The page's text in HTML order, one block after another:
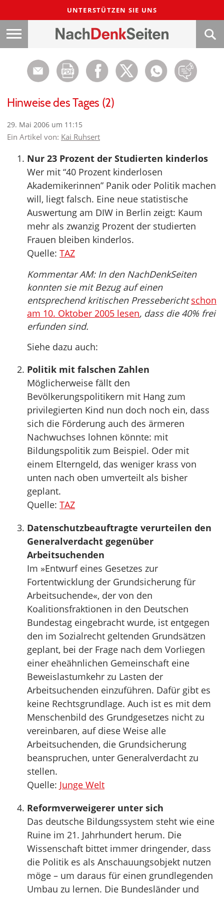
UNTERSTÜTZEN SIE UNS
Hinweise des Tages (2)
29. Mai 2006 um 11:15
Ein Artikel von: Kai Ruhsert
Nur 23 Prozent der Studierten kinderlos
Wer mit “40 Prozent kinderlosen
Akademikerinnen” Panik oder Politik machen
will, liegt falsch. Eine neue statistische
Auswertung am DIW in Berlin zeigt: Kaum
mehr als zwanzig Prozent der studierten
Frauen bleiben kinderlos.
Quelle: TAZ
Kommentar AM: In den NachDenkSeiten
konnten sie mit Bezug auf einen
entsprechend kritischen Pressebericht schon
am 10. Oktober 2005 lesen, dass die 40% frei
erfunden sind.
Siehe dazu auch:
Politik mit falschen Zahlen
Möglicherweise fällt den
Bevölkerungspolitikern mit Hang zum
privilegierten Kind nun doch noch ein, dass
sich die Förderung auch des ärmeren
Nachwuchses lohnen könnte: mit
Bildungspolitik zum Beispiel. Oder mit
einem Elterngeld, das weniger krass von
unten nach oben umverteilt als bisher
geplant.
Quelle: TAZ
Datenschutzbeauftragte verurteilen den
Generalverdacht gegenüber
Arbeitsuchenden
Im »Entwurf eines Gesetzes zur
Fortentwicklung der Grundsicherung für
Arbeitsuchende«, der von den
Koalitionsfraktionen in den Deutschen
Bundestag eingebracht wurde, ist entgegen
den im Sozialrecht geltenden Grundsätzen
geplant, bei der Frage nach dem Vorliegen
einer eheähnlichen Gemeinschaft eine
Beweislastumkehr zu Lasten der
Arbeitsuchenden einzuführen. Dafür gibt es
keine Rechtsgrundlage. Auch ist es mit dem
Menschenbild des Grundgesetzes nicht zu
vereinbaren, auf diese Weise alle
Arbeitsuchenden, die Grundsicherung
beanspruchen, unter Generalverdacht zu
stellen.
Quelle: Junge Welt
Reformverweigerer unter sich
Das deutsche Bildungssystem steht wie eine
Ruine im 21. Jahrhundert herum. Die
Wissenschaft bittet immer dringender, dass
die Politik es als Anschauungsobjekt nutzen
möge – um daraus für einen grundlegenden
Umbau zu lernen. Die Bundesländer und